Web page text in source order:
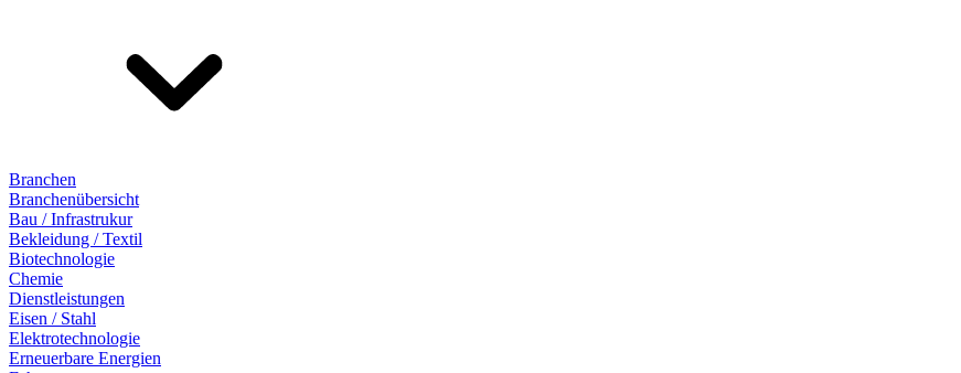
Branchen
Branchenübersicht
Bau / Infrastrukur
Bekleidung / Textil
Biotechnologie
Chemie
Dienstleistungen
Eisen / Stahl
Elektrotechnologie
Erneuerbare Energien